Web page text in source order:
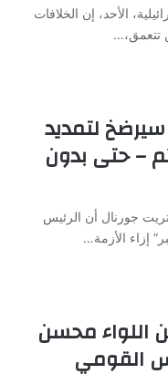
“13” الإسرائيلية، الأحد، إن الخلافات
تتعمق،…
سيرضخ لتمديد
– حتى بدون
جورنال أن الرئيس
إزاء الأزمة…
اللواء محسن
القومي